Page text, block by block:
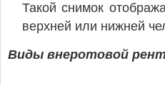
Такой снимок
верхней или нижней
Виды внеротовой